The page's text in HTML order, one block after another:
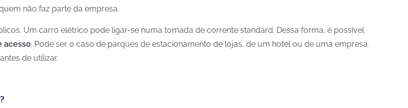
não faz parte da empresa.
Um carro elétrico pode ligar-se numa tomada de corrente standard. Dessa forma, é possível
acesso. Pode ser o caso de parques de estacionamento de lojas, de um hotel ou de uma empresa.
de utilizar.